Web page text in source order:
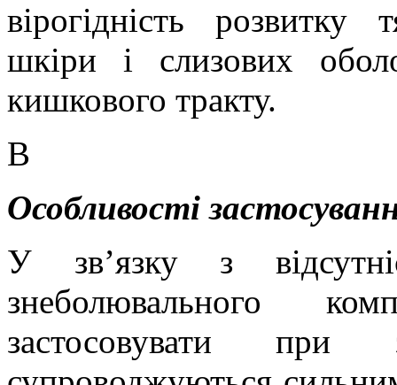
вірогідність
шкіри і слизових
кишкового тракту.
В
Особливості
У зв’язку з
знеболювального
застосовувати